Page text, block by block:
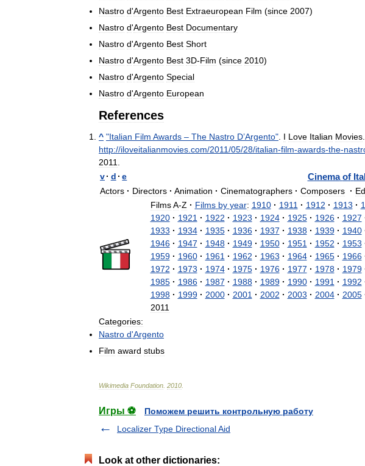
Nastro d'Argento Best Extraeuropean Film (since 2007)
Nastro d'Argento Best Documentary
Nastro d'Argento Best Short
Nastro d'Argento Best 3D-Film (since 2010)
Nastro d'Argento Special
Nastro d'Argento European
References
^ "Italian Film Awards – The Nastro D’Argento" I Love Italian Movies
http://iloveitalianmovies com/2011/05/28/italian-film-awards-the-
2011
v· d · e Cinema of
Actors · Directors · Animation · Cinematographers · Composers ·
Films A-Z · Films by year: 1910 · 1911 · 1912 · 1913 ·
1920 · 1921 · 1922 · 1923 · 1924 · 1925 · 1926 · 1927
1933 · 1934 · 1935 · 1936 · 1937 · 1938 · 1939 · 1940
1946 · 1947 · 1948 · 1949 · 1950 · 1951 · 1952 · 1953
1959 · 1960 · 1961 · 1962 · 1963 · 1964 · 1965 · 1966
1972 · 1973 · 1974 · 1975 · 1976 · 1977 · 1978 · 1979
1985 · 1986 · 1987 · 1988 · 1989 · 1990 · 1991 · 1992
1998 · 1999 · 2000 · 2001 · 2002 · 2003 · 2004 · 2005
2011
Categories:
Nastro d'Argento
Film award stubs
Wikimedia Foundation 2010
Игры ⚽
Поможем решить контрольную работу
Localizer Type Directional Aid
Look at other dictionaries: